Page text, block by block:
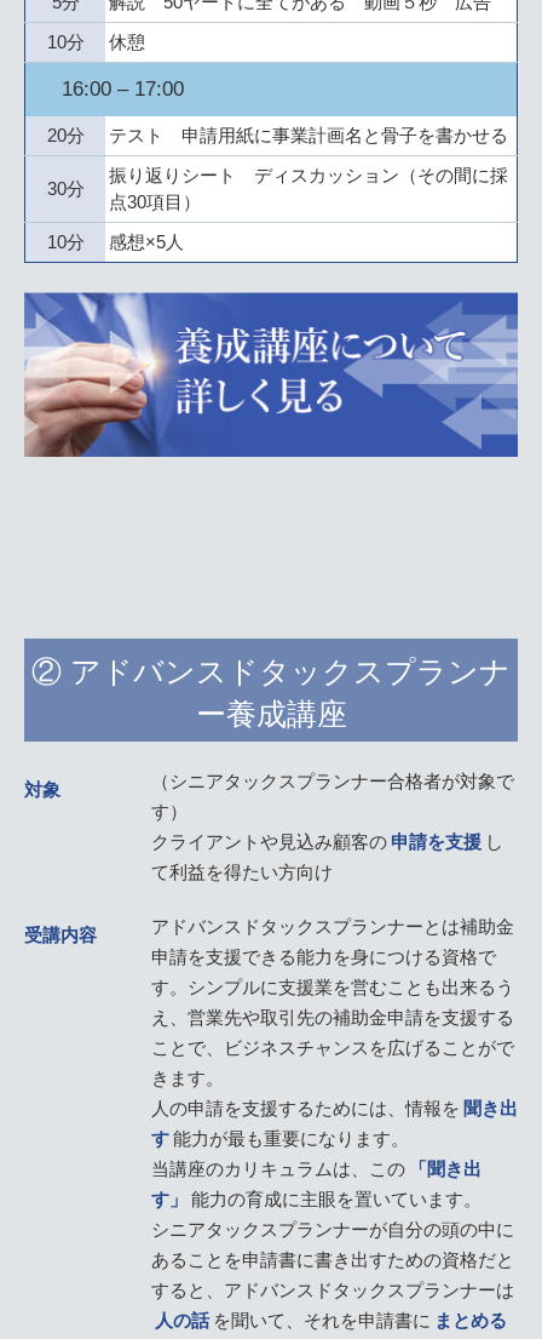
10分
休憩
16:00 – 17:00
20分 テスト 申請用紙に事業計画名と骨子を書かせる
30分
振り返りシート ディスカッション（その間に採
点30項目）
10分
感想×5人
② アドバンスドタックスプランナ
ー養成講座
対象
（シニアタックスプランナー合格者が対象で
す）
クライアントや見込み顧客の 申請を支援 し
て利益を得たい方向け
受講内容
アドバンスドタックスプランナーとは補助金
申請を支援できる能力を身につける資格で
す。シンプルに支援業を営むことも出来るう
え、営業先や取引先の補助金申請を支援する
ことで、ビジネスチャンスを広げることがで
きます。
人の申請を支援するためには、情報を 聞き出
す能力が最も重要になります。
当講座のカリキュラムは、この
「聞き出
す」
能力の育成に主眼を置いています。
シニアタックスプランナーが自分の頭の中に
あることを申請書に書き出すための資格だと
すると、アドバンスドタックスプランナーは
人の話 を聞いて、それを申請書に まとめる